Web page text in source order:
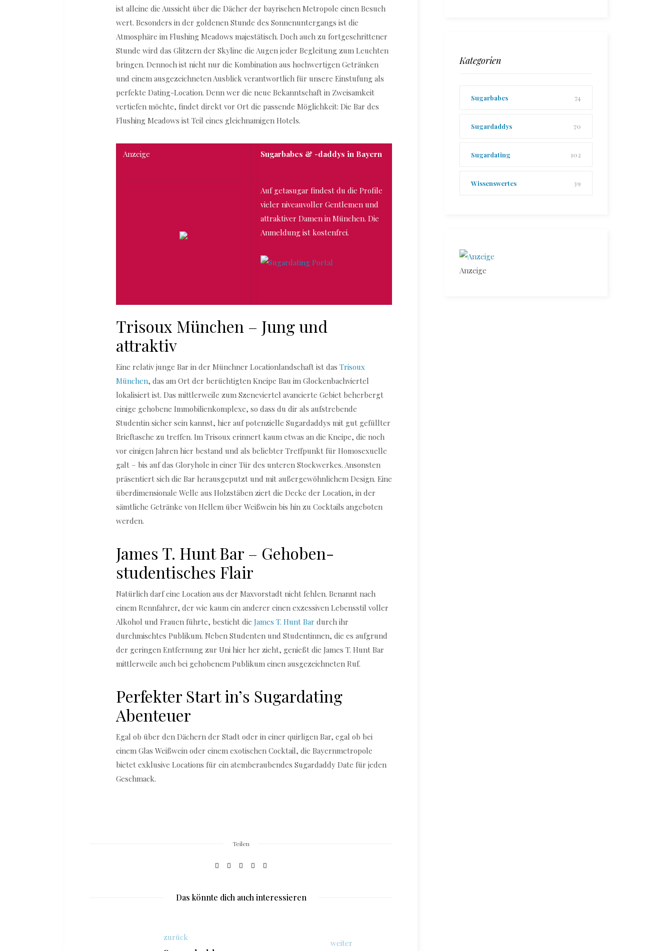
ist alleine die Aussicht über die Dächer der bayrischen Metropole einen Besuch
wert. Besonders in der goldenen Stunde des Sonnenuntergangs ist die
Atmosphäre im Flushing Meadows majestätisch. Doch auch zu fortgeschrittener
Stunde wird das Glitzern der Skyline die Augen jeder Begleitung zum Leuchten
bringen. Dennoch ist nicht nur die Kombination aus hochwertigen Getränken
und einem ausgezeichneten Ausblick verantwortlich für unsere Einstufung als
perfekte Dating-Location. Denn wer die neue Bekanntschaft in Zweisamkeit
vertiefen möchte, findet direkt vor Ort die passende Möglichkeit: Die Bar des
Flushing Meadows ist Teil eines gleichnamigen Hotels.
Anzeige Sugarbabes & -daddys in Bayern
Auf getasugar findest du die Profile
vieler niveauvoller Gentlemen und
attraktiver Damen in München. Die
Anmeldung ist kostenfrei.
Trisoux München – Jung und
attraktiv
Eine relativ junge Bar in der Münchner Locationlandschaft ist dasTrisoux
München, das am Ort der berüchtigten Kneipe Bau im Glockenbachviertel
lokalisiert ist. Das mittlerweile zum Szeneviertel avancierte Gebiet beherbergt
einige gehobene Immobilienkomplexe, so dass du dir als aufstrebende
Studentin sicher sein kannst, hier auf potenzielle Sugardaddys mit gut gefüllter
Brieftasche zu treffen. Im Trisoux erinnert kaum etwas an die Kneipe, die noch
vor einigen Jahren hier bestand und als beliebter Treffpunkt für Homosexuelle
galt – bis auf das Gloryhole in einer Tür des unteren Stockwerkes. Ansonsten
präsentiert sich die Bar herausgeputzt und mit außergewöhnlichem Design. Eine
überdimensionale Welle aus Holzstäben ziert die Decke der Location, in der
sämtliche Getränke von Hellem über Weißwein bis hin zu Cocktails angeboten
werden.
James T. Hunt Bar – Gehoben-
studentisches Flair
Natürlich darf eine Location aus der Maxvorstadt nicht fehlen. Benannt nach
einem Rennfahrer, der wie kaum ein anderer einen exzessiven Lebensstil voller
Alkohol und Frauen führte, besticht dieJames T. Hunt Bar durch ihr
durchmischtes Publikum. Neben Studenten und Studentinnen, die es aufgrund
der geringen Entfernung zur Uni hier her zieht, genießt die James T. Hunt Bar
mittlerweile auch bei gehobenem Publikum einen ausgezeichneten Ruf.
Perfekter Start in’s Sugardating
Abenteuer
Egal ob über den Dächern der Stadt oder in einer quirligen Bar, egal ob bei
einem Glas Weißwein oder einem exotischen Cocktail, die Bayernmetropole
bietet exklusive Locations für ein atemberaubendes Sugardaddy Date für jeden
Geschmack.
Teilen
Das könnte dich auch interessieren
zurück
weiter
Kategorien
Sugarbabes 74
Sugardaddys 70
Sugardating 102
Wissenswertes 39
Anzeige